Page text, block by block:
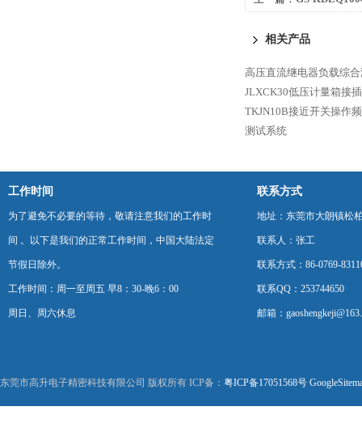
相关产品
高压直流继电器负载综
JLXCK30低压计量箱接
TKJN10B接近开关操作
测试系统
工作时间
为了避免不必要的等待，敬请注意我们的工作时
间 。以下是我们的正常工作时间，中国大陆法定
节假日除外。
工作时间：周一至周五 早8：30-晚6：00
周日、周六休息
联系方式
地址：东莞市大朗镇松
联系人：张工
联系方式：86-0769-
联系QQ：253744650
邮箱：
东莞市高升电子精密科技有限公司 版权所有 ICP备： 粤ICP备17051568号